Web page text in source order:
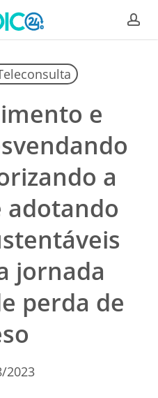
e
a
adotando
jornada
perda de
2023